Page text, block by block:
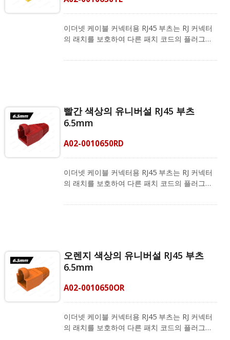
CRXCabling은 필드 종단을 위한 완벽한 제품 포
트폴리오를 제공합니다. 여기에는 RJ45 커넥터,
RJ45 스트레인 릴리프 부츠 및 RJ45 크림핑 도구
가 포함됩니다. 또한 고정 길이 패치 코드도 제공
합니다. 품질과 특성은 공장에서 테스트되었으며
이더넷 케이블 커넥터용 RJ45 부츠는 RJ 커넥터
의 래치를 보호하여 다른 패치 코드의 플러그를
완성된 이더넷 케이블의 커넥터를 보호하고, 플
적합합니다. 또한, 주황색, 노란색, 녹색, 파란색,
보라색, 검은색 및 분홍색의 색상 코딩 시스템에
CRXCabling은 필드 종단을 위한 완벽한 제품 포
트폴리오를 제공합니다. 여기에는 RJ45 커넥터,
RJ45 스트레인 릴리프 부츠 및 RJ45 크림핑 도구
가 포함됩니다. 또한 고정 길이 패치 코드도 제공
합니다. 품질과 특성은 공장에서 테스트되었으며
빨간 색상의 유니버설 RJ45 부츠
6.5mm
A02-0010650RD
이더넷 케이블 커넥터용 RJ45 부츠는 RJ 커넥터
의 래치를 보호하여 다른 패치 코드의 플러그를
완성된 이더넷 케이블의 커넥터를 보호하고, 플
적합합니다. 또한, 주황색, 노란색, 녹색, 파란색,
보라색, 검은색 및 분홍색의 색상 코딩 시스템에
CRXCabling은 필드 종단을 위한 완벽한 제품 포
트폴리오를 제공합니다. 여기에는 RJ45 커넥터,
RJ45 스트레인 릴리프 부츠 및 RJ45 크림핑 도구
가 포함됩니다. 또한 고정 길이 패치 코드도 제공
합니다. 품질과 특성은 공장에서 테스트되었으며
오렌지 색상의 유니버설 RJ45 부츠
6.5mm
A02-0010650OR
이더넷 케이블 커넥터용 RJ45 부츠는 RJ 커넥터
의 래치를 보호하여 다른 패치 코드의 플러그를